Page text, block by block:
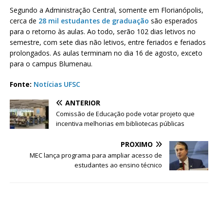
Segundo a Administração Central, somente em Florianópolis,
cerca de 28 mil estudantes de graduação são esperados
para o retorno às aulas. Ao todo, serão 102 dias letivos no
semestre, com sete dias não letivos, entre feriados e feriados
prolongados. As aulas terminam no dia 16 de agosto, exceto
para o campus Blumenau.
Fonte: Notícias UFSC
ANTERIOR
Comissão de Educação pode votar projeto que
incentiva melhorias em bibliotecas públicas
PRÓXIMO
MEC lança programa para ampliar acesso de
estudantes ao ensino técnico